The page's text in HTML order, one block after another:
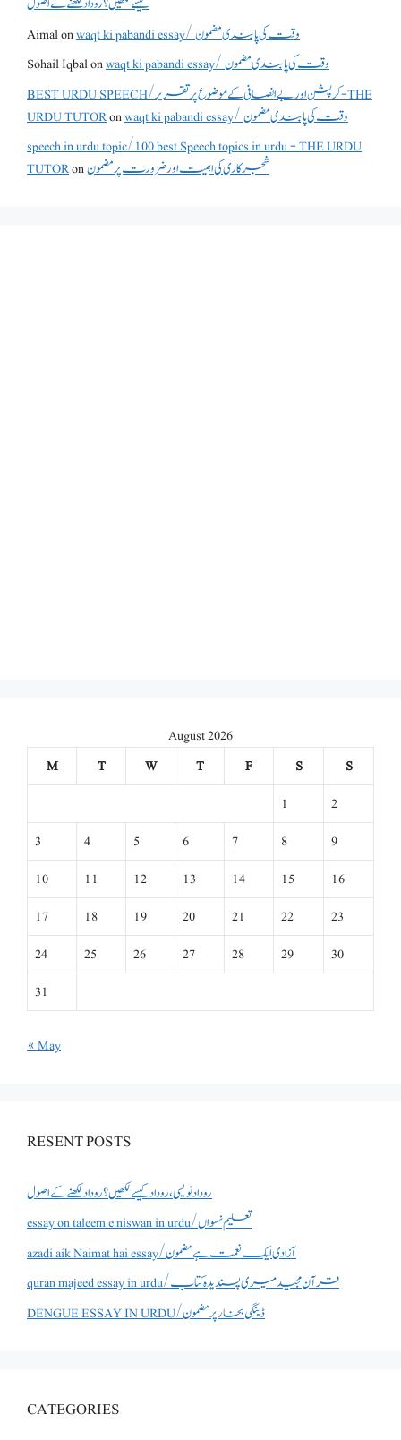
کیسے لکھیں؟ روداد لکھنے کے اصول
Aimalon
waqt ki pabandi essay/ وقت کی پابندی مضمون
Sohail Iqbalon
waqt ki pabandi essay/ وقت کی پابندی مضمون
BEST URDU SPEECH/کرپشن اور بے انصافی کے موضوع پر تقریر - THE
URDU TUTORon
waqt ki pabandi essay/ وقت کی پابندی مضمون
speech in urdu topic/100 best Speech topics in urdu - THE URDU
TUTORonشجرکاری کی اہمیت اور ضرورت پر مضمون
August 2026
M
T W T F S
S
1
2
3
4 5 6 7 8
9
10
11 12 13 14 15
16
17
18 19 20 21 22
23
24
25 26 27 28 29
30
31
« May
RESENT POSTS
روداد نویسی ،روداد کیسے لکھیں؟ روداد لکھنے کے اصول
essay on taleem e niswan in urdu/تعلیم نسواں
azadi aik Naimat hai essay/آزادی ایک نعمت ہے مضمون
quran majeed essay in urdu/قرآن مجید میری پسندیدہ کتاب
DENGUE ESSAY IN URDU/ڈینگی بخار پر مضمون
CATEGORIES